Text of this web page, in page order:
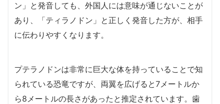
ン」と発音しても、外国人には意味が通じないことが
あり、「ティラノドン」と正しく発音した方が、相手
に伝わりやすくなります。
プテラノドンは非常に巨大な体を持っていることで知
られている恐竜ですが、両翼を広げると7メートルか
ら8メートルの長さがあったと推定されています。歯